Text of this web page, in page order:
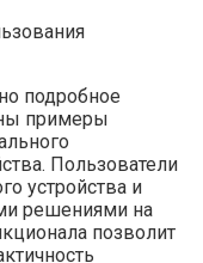
подробное
примеры
Пользователи
устройства и
решениями на
позволит